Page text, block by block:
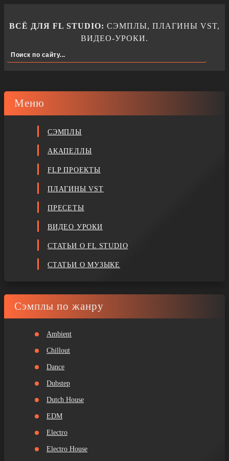
ВСЁ ДЛЯ FL STUDIO: СЭМПЛЫ, ПЛАГИНЫ VST,
ВИДЕО-УРОКИ.
Меню
СЭМПЛЫ
АКАПЕЛЛЫ
FLP ПРОЕКТЫ
ПЛАГИНЫ VST
ПРЕСЕТЫ
ВИДЕО УРОКИ
СТАТЬИ О FL STUDIO
СТАТЬИ О МУЗЫКЕ
Сэмплы по жанру
Ambient
Chillout
Dance
Dubstep
Dutch House
EDM
Electro
Electro House